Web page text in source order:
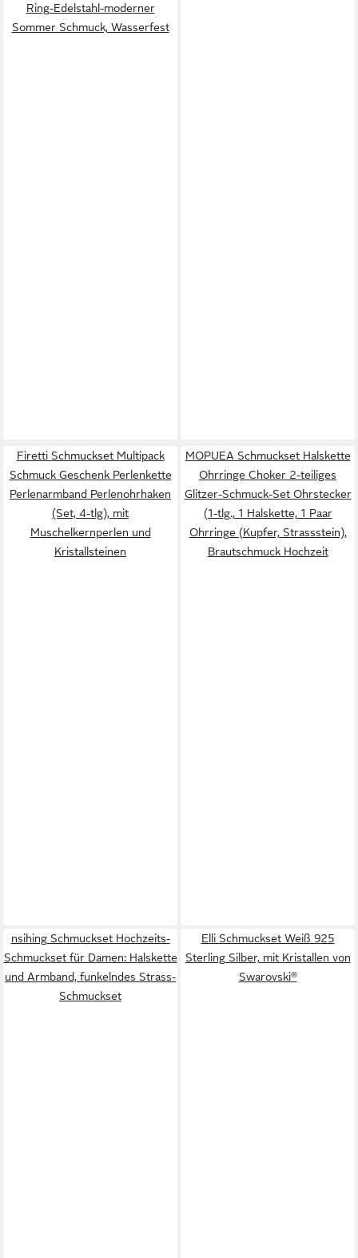
Ring-Edelstahl-moderner
Sommer Schmuck, Wasserfest
Firetti Schmuckset Multipack
Schmuck Geschenk Perlenkette
Perlenarmband Perlenohrhaken
(Set, 4-tlg), mit
Muschelkernperlen und
Kristallsteinen
MOPUEA Schmuckset Halskette
Ohrringe Choker 2-teiliges
Glitzer-Schmuck-Set Ohrstecker
(1-tlg., 1 Halskette, 1 Paar
Ohrringe (Kupfer, Strassstein),
Brautschmuck Hochzeit
nsihing Schmuckset Hochzeits-
Schmuckset für Damen: Halskette
und Armband, funkelndes Strass-
Schmuckset
Elli Schmuckset Weiß 925
Sterling Silber, mit Kristallen von
Swarovski®